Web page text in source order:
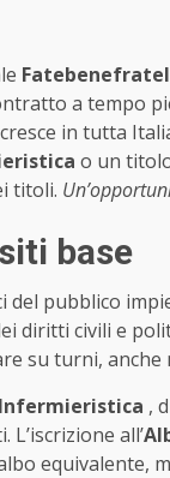
a tempo
in tutta
o un
titoli.
base
pubblico
diritti civili e
su turni,
Infermieristica ,
all’
equivalente,